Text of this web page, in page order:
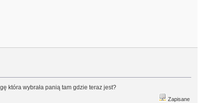
która wybrała panią tam gdzie teraz jest?
Zapisane